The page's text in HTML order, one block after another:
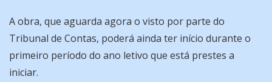
A obra, que aguarda agora o visto por parte do
Tribunal de Contas, poderá ainda ter início durante o
primeiro período do ano letivo que está prestes a
iniciar.